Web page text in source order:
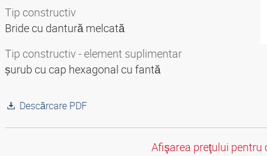
Tip constructiv
Bride cu dantură melcată
Tip constructiv - element suplimentar
șurub cu cap hexagonal cu fantă
Descărcare PDF
Afişarea preţului pentru